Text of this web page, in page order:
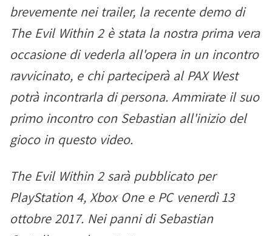
brevemente nei trailer, la recente demo di
The Evil Within 2 è stata la nostra prima vera
occasione di vederla all'opera in un incontro
ravvicinato, e chi parteciperà al PAX West
potrà incontrarla di persona. Ammirate il suo
primo incontro con Sebastian all'inizio del
gioco in questo video.
The Evil Within 2 sarà pubblicato per
PlayStation 4, Xbox One e PC venerdì 13
ottobre 2017. Nei panni di Sebastian